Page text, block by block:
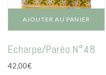
Patères en métal
Carnet
AJOUTER AU PANIER
Echarpe/Paréo N°48
42,00€